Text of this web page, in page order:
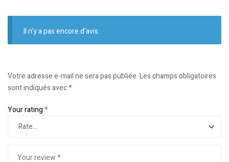
Il n’y a pas encore d’avis.
Votre adresse e-mail ne sera pas publiée.Les champs obligatoires
sont indiqués avec*
Your rating*